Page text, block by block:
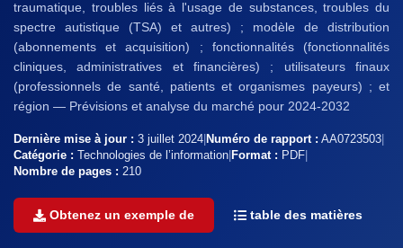
traumatique, troubles liés à l'usage de substances, troubles du
spectre autistique (TSA) et autres) ; modèle de distribution
(abonnements et acquisition) ; fonctionnalités (fonctionnalités
cliniques, administratives et financières) ; utilisateurs finaux
(professionnels de santé, patients et organismes payeurs) ; et
région — Prévisions et analyse du marché pour 2024-2032
Dernière mise à jour : 3 juillet 2024 Numéro de rapport : AA0723503
Catégorie : Technologies de l’information Format : PDF
Nombre de pages : 210
Obtenez un exemple de table des matières